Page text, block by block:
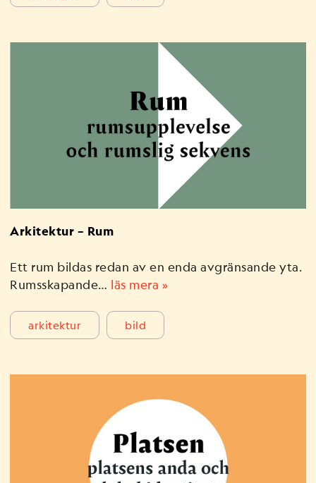
Arkitektur – Rum
Ett rum bildas redan av en enda avgränsande yta.
Rumsskapande… läs mera »
arkitektur bild